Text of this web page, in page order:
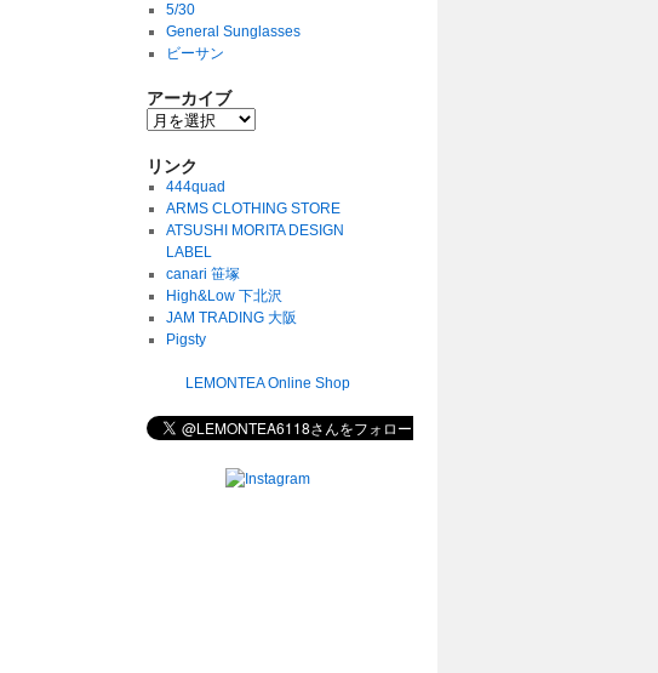
5/30
General Sunglasses
ビーサン
アーカイブ
リンク
444quad
ARMS CLOTHING STORE
ATSUSHI MORITA DESIGN
LABEL
canari 笹塚
High&Low 下北沢
JAM TRADING 大阪
Pigsty
LEMONTEA Online Shop